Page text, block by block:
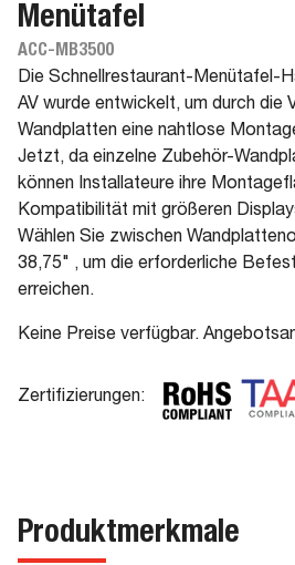
Menütafel
ACC-MB3500
Die Schnellrestaurant-Menütafel-
AV wurde entwickelt, um durch die
Wandplatten eine nahtlose
Jetzt, da einzelne Zubehör-
können Installateure ihre
Kompatibilität mit größeren
Wählen Sie zwischen
38,75" , um die erforderliche
erreichen.
Keine Preise verfügbar.
Zertifizierungen:
Produktmerkmale